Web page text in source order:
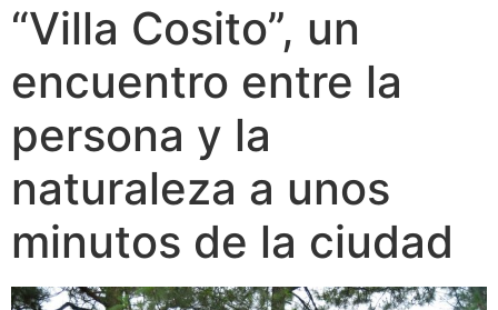
“Villa Cosito”, un
encuentro entre la
persona y la
naturaleza a unos
minutos de la ciudad